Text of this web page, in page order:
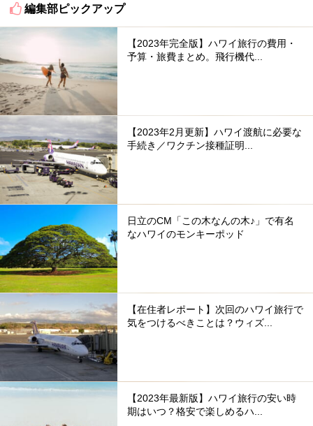
編集部ピックアップ
【2023年完全版】ハワイ旅行の費用・
予算・旅費まとめ。飛行機代...
【2023年2月更新】ハワイ渡航に必要な
手続き／ワクチン接種証明...
日立のCM「この木なんの木♪」で有名
なハワイのモンキーポッド
【在住者レポート】次回のハワイ旅行で
気をつけるべきことは？ウィズ...
【2023年最新版】ハワイ旅行の安い時
期はいつ？格安で楽しめるハ...